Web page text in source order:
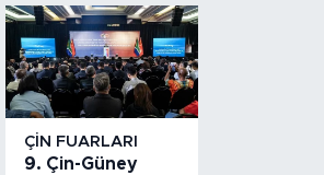
ÇIN FUARLARI
9. Çin-Güney